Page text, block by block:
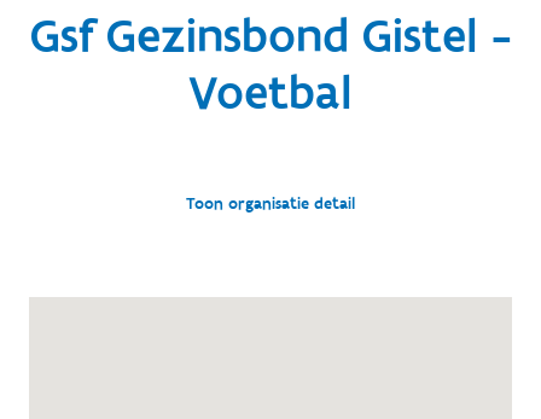
Gsf Gezinsbond Gistel -
Voetbal
Toon organisatie detail